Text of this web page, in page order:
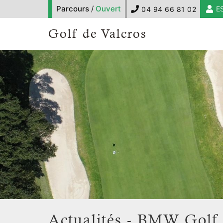
Parcours / Ouvert 04 94 66 81 02
Golf de Valcros